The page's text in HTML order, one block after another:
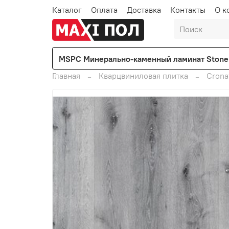
Каталог Оплата Доставка Контакты О
MSPC Минерально-каменный ламинат
Главная
Кварцвиниловая плитка